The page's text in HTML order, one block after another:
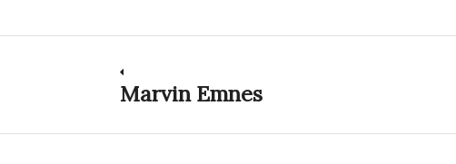
Nawigacja
wpisu
Previous
Marvin Emnes